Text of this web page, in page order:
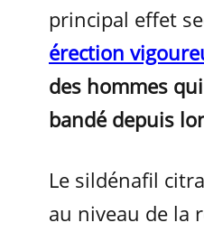
principal effet
érection
des hommes
bandé depuis
Le sildénafil
au niveau de la